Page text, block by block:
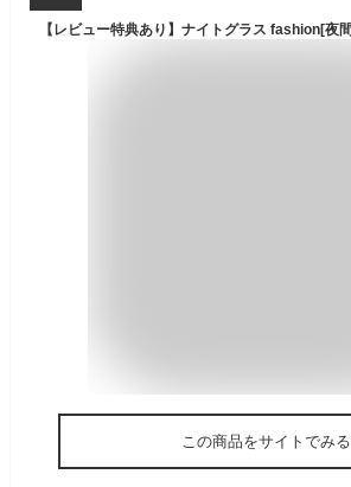
この商品をサイトでみる